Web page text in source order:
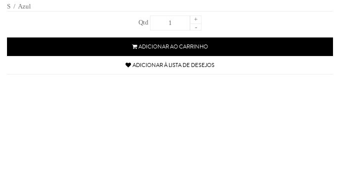
S / Azul
Qtd
+
-
ADICIONAR AO CARRINHO
ADICIONAR À LISTA DE DESEJOS